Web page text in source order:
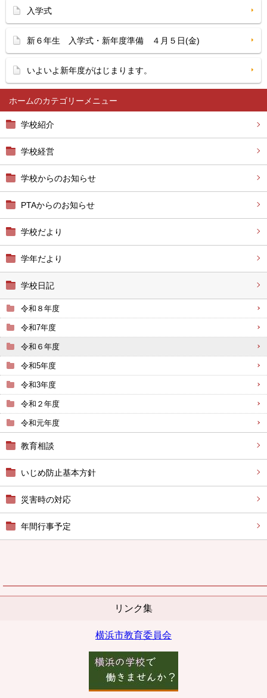
ホーム
学校紹介
学校経営
学校からのお知らせ
PTAからのお知らせ
学校だより
学年だより
学校日記
令和８年度
令和7年度
令和６年度
令和5年度
令和3年度
令和２年度
令和元年度
教育相談
いじめ防止基本方針
災害時の対応
年間行事予定
リンク集
横浜市教育委員会
入学式
新６年生 入学式・新年度準備 ４月５日(金)
いよいよ新年度がはじまります。